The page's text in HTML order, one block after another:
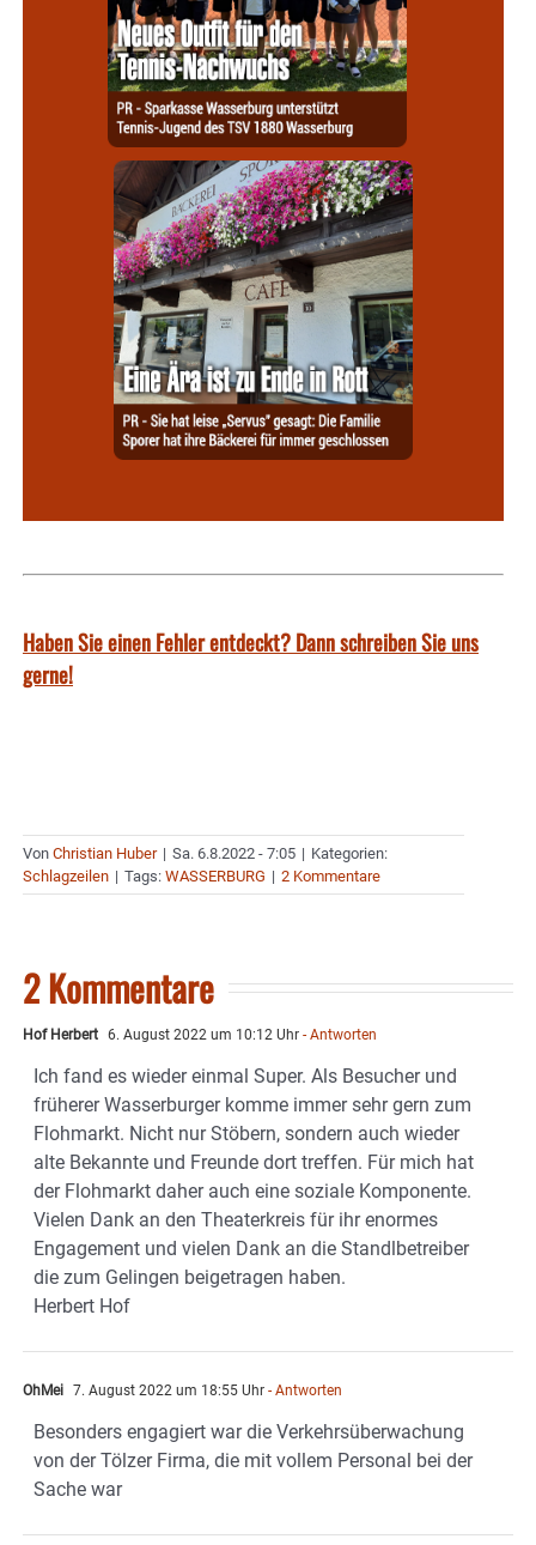
Haben Sie einen Fehler entdeckt? Dann schreiben Sie uns
gerne!
Von Christian Huber | Sa. 6.8.2022 - 7:05 | Kategorien:
Schlagzeilen | Tags: WASSERBURG | 2 Kommentare
2 Kommentare
Hof Herbert 6. August 2022 um 10:12 Uhr - Antworten
Ich fand es wieder einmal Super. Als Besucher und
früherer Wasserburger komme immer sehr gern zum
Flohmarkt. Nicht nur Stöbern, sondern auch wieder
alte Bekannte und Freunde dort treffen. Für mich hat
der Flohmarkt daher auch eine soziale Komponente.
Vielen Dank an den Theaterkreis für ihr enormes
Engagement und vielen Dank an die Standlbetreiber
die zum Gelingen beigetragen haben.
Herbert Hof
OhMei 7. August 2022 um 18:55 Uhr - Antworten
Besonders engagiert war die Verkehrsüberwachung
von der Tölzer Firma, die mit vollem Personal bei der
Sache war